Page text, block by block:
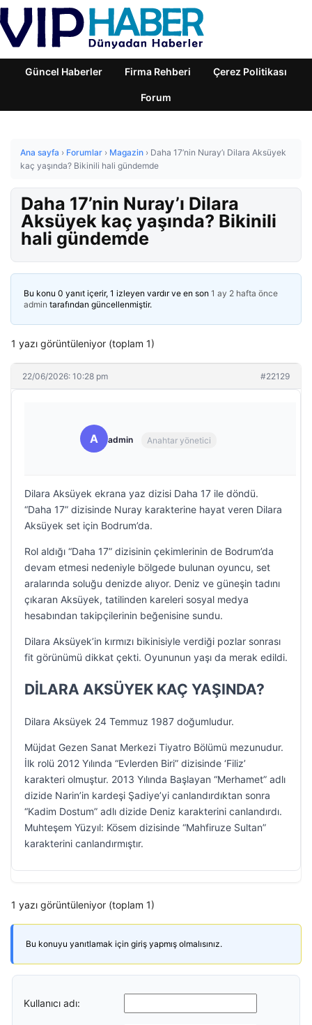
Güncel Haberler Firma Rehberi Çerez Politikası
Forum
Ana sayfa › Forumlar › Magazin › Daha 17’nin Nuray’ı Dilara Aksüyek
kaç yaşında? Bikinili hali gündemde
Daha 17’nin Nuray’ı Dilara
Aksüyek kaç yaşında? Bikinili
hali gündemde
Bu konu 0 yanıt içerir, 1 izleyen vardır ve en son 1 ay 2 hafta önce
admin tarafından güncellenmiştir.
1 yazı görüntüleniyor (toplam 1)
22/06/2026: 10:28 pm #22129
A admin Anahtar yönetici
Dilara Aksüyek ekrana yaz dizisi Daha 17 ile döndü.
“Daha 17” dizisinde Nuray karakterine hayat veren Dilara
Aksüyek set için Bodrum’da.
Rol aldığı “Daha 17” dizisinin çekimlerinin de Bodrum’da
devam etmesi nedeniyle bölgede bulunan oyuncu, set
aralarında soluğu denizde alıyor. Deniz ve güneşin tadını
çıkaran Aksüyek, tatilinden kareleri sosyal medya
hesabından takipçilerinin beğenisine sundu.
Dilara Aksüyek’in kırmızı bikinisiyle verdiği pozlar sonrası
fit görünümü dikkat çekti. Oyununun yaşı da merak edildi.
DİLARA AKSÜYEK KAÇ YAŞINDA?
Dilara Aksüyek 24 Temmuz 1987 doğumludur.
Müjdat Gezen Sanat Merkezi Tiyatro Bölümü mezunudur.
İlk rolü 2012 Yılında “Evlerden Biri” dizisinde ‘Filiz’
karakteri olmuştur. 2013 Yılında Başlayan “Merhamet” adlı
dizide Narin’in kardeşi Şadiye’yi canlandırdıktan sonra
“Kadim Dostum” adlı dizide Deniz karakterini canlandırdı.
Muhteşem Yüzyıl: Kösem dizisinde “Mahfiruze Sultan”
karakterini canlandırmıştır.
1 yazı görüntüleniyor (toplam 1)
Bu konuyu yanıtlamak için giriş yapmış olmalısınız.
Kullanıcı adı: